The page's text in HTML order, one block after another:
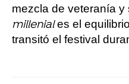
mezcla de veteranía y
milleniales el
transitó el festival